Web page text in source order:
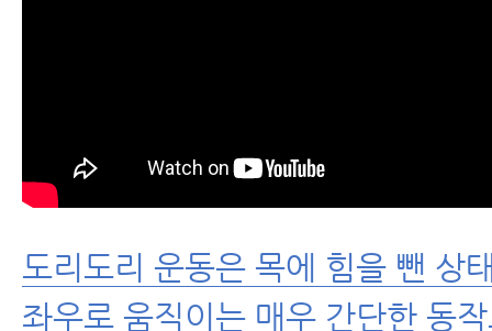
도리도리 운동은 목에 힘을 뺀 상
좌우로 움직이는 매우 간단한 동